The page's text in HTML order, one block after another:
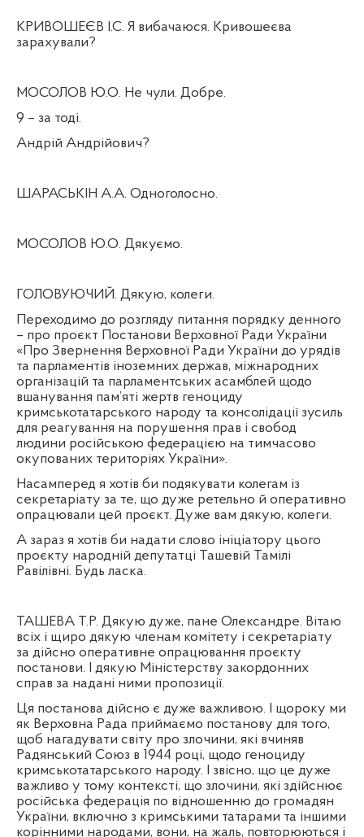
КРИВОШЕЄВ І.С. Я вибачаюся. Кривошеєва
зарахували?
МОСОЛОВ Ю.О. Не чули. Добре.
9 – за тоді.
Андрій Андрійович?
ШАРАСЬКІН А.А. Одноголосно.
МОСОЛОВ Ю.О. Дякуємо.
ГОЛОВУЮЧИЙ. Дякую, колеги.
Переходимо до розгляду питання порядку денного
– про проєкт Постанови Верховної Ради України
«Про Звернення Верховної Ради України до урядів
та парламентів іноземних держав, міжнародних
організацій та парламентських асамблей щодо
вшанування пам’яті жертв геноциду
кримськотатарського народу та консолідації зусиль
для реагування на порушення прав і свобод
людини російською федерацією на тимчасово
окупованих територіях України».
Насамперед я хотів би подякувати колегам із
секретаріату за те, що дуже ретельно й оперативно
опрацювали цей проєкт. Дуже вам дякую, колеги.
А зараз я хотів би надати слово ініціатору цього
проєкту народній депутатці Ташевій Тамілі
Равілівні. Будь ласка.
ТАШЕВА Т.Р. Дякую дуже, пане Олександре. Вітаю
всіх і щиро дякую членам комітету і секретаріату
за дійсно оперативне опрацювання проєкту
постанови. І дякую Міністерству закордонних
справ за надані ними пропозиції.
Ця постанова дійсно є дуже важливою. І щороку ми
як Верховна Рада приймаємо постанову для того,
щоб нагадувати світу про злочини, які вчиняв
Радянський Союз в 1944 році, щодо геноциду
кримськотатарського народу. І звісно, що це дуже
важливо у тому контексті, що злочини, які здійснює
російська федерація по відношенню до громадян
України, включно з кримськими татарами та іншими
корінними народами, вони, на жаль, повторюються і